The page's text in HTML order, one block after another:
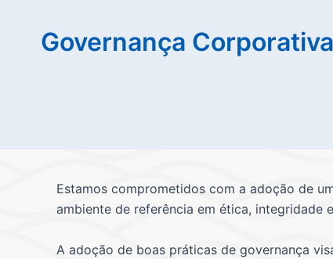
Governança Corporativa
Estamos comprometidos com a adoção de
ambiente de referência em ética, integridade
A adoção de boas práticas de governança